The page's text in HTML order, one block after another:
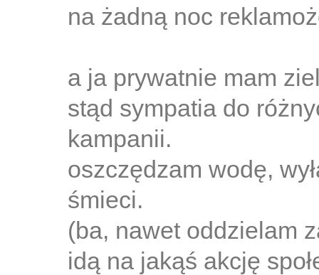
na żadną noc
a ja prywatnie mam
stąd sympatia do
kampanii.
oszczędzam wodę,
śmieci.
(ba, nawet oddzielam
idą na jakąś akcję